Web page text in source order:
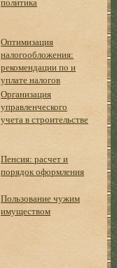
Оптимизация
налогообложения:
рекомендации по и
уплате налогов
Организация
управленческого
учета в строительстве
Пенсия: расчет и
порядок оформления
Пользование чужим
имуществом